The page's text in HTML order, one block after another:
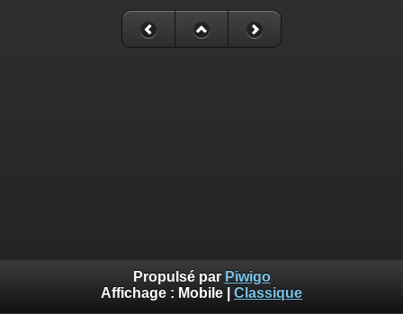
Propulsé par Piwigo
Affichage : Mobile Classique